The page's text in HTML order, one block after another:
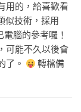
用的，給喜歡看
似技術，採用
腦的參考囉！
可能不久以後會
了。
轉檔備